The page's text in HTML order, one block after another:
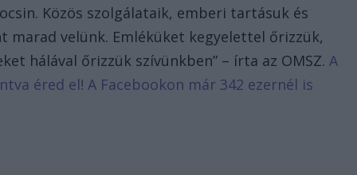
Közös szolgálataik, emberi tartásuk és
velünk. Emléküket kegyelettel őrizzük,
hálával őrizzük szívünkben” – írta az OMSZ.A
éred el! A Facebookon már 342 ezernél is